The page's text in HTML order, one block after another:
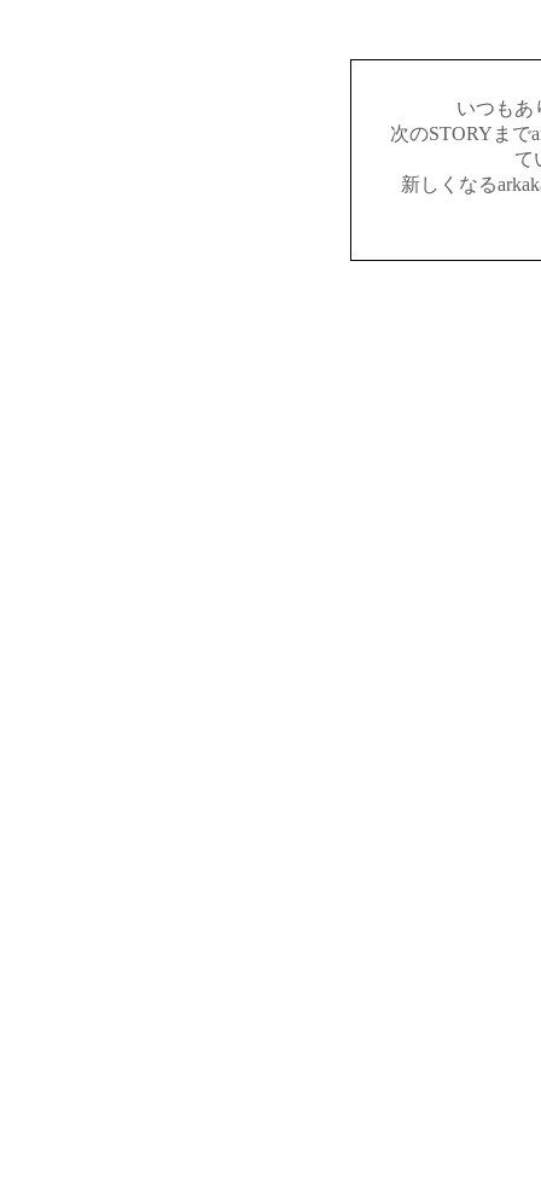
いつもあ
次のSTORYまで
て
新しくなる